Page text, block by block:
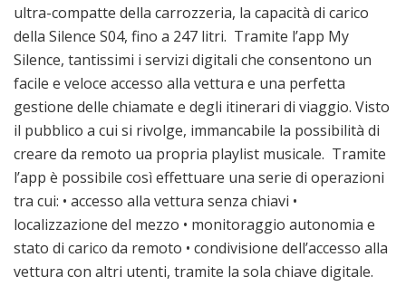
ultra-compatte della carrozzeria, la capacità di carico
della Silence S04, fino a 247 litri. Tramite l’app My
Silence, tantissimi i servizi digitali che consentono un
facile e veloce accesso alla vettura e una perfetta
gestione delle chiamate e degli itinerari di viaggio. Visto
il pubblico a cui si rivolge, immancabile la possibilità di
creare da remoto ua propria playlist musicale. Tramite
l’app è possibile così effettuare una serie di operazioni
tra cui: • accesso alla vettura senza chiavi •
localizzazione del mezzo • monitoraggio autonomia e
stato di carico da remoto • condivisione dell’accesso alla
vettura con altri utenti, tramite la sola chiave digitale.